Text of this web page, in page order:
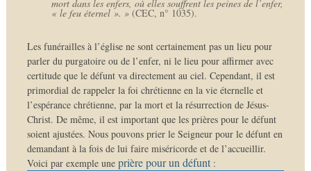
mort dans les enfers, où elles souffrent les peines de l’enfer,
« le feu éternel ». »(CEC, n° 1035).
Les funérailles à l’église ne sont certainement pas un lieu pour
parler du purgatoire ou de l’enfer, ni le lieu pour affirmer avec
certitude que le défunt va directement au ciel. Cependant, il est
primordial de rappeler la foi chrétienne en la vie éternelle et
l’espérance chrétienne, par la mort et la résurrection de Jésus-
Christ. De même, il est important que les prières pour le défunt
soient ajustées. Nous pouvons prier le Seigneur pour le défunt en
demandant à la fois de lui faire miséricorde et de l’accueillir.
Voici par exemple une prière pour un défunt: